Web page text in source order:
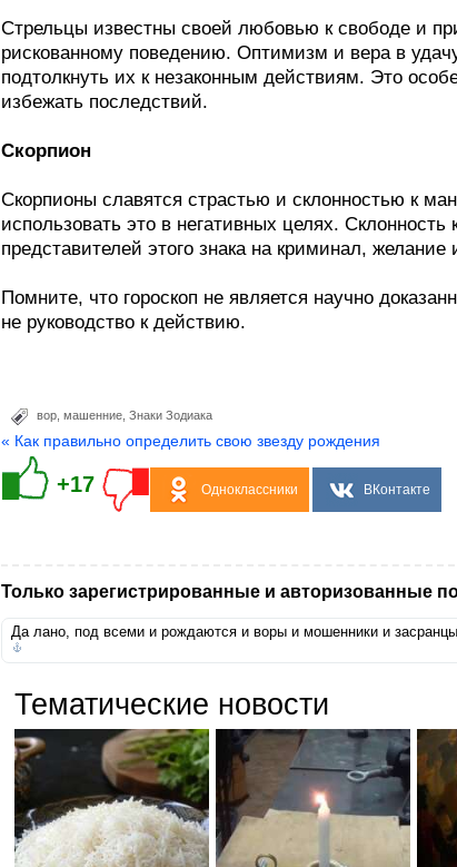
Стрельцы известны своей любовью к свободе и
рискованному поведению. Оптимизм и вера в
подтолкнуть их к незаконным действиям. Это
избежать последствий.
Скорпион
Скорпионы славятся страстью и склонностью к
использовать это в негативных целях. Склонность
представителей этого знака на криминал,
Помните, что гороскоп не является научно
не руководство к действию.
вор машенние Знаки Зодиака
« Как правильно определить свою звезду рождения
+17 Одноклассники ВКонтакте
Только зарегистрированные и авторизованные
Да лано, под всеми и рождаются и воры и мошенники и
Тематические новости